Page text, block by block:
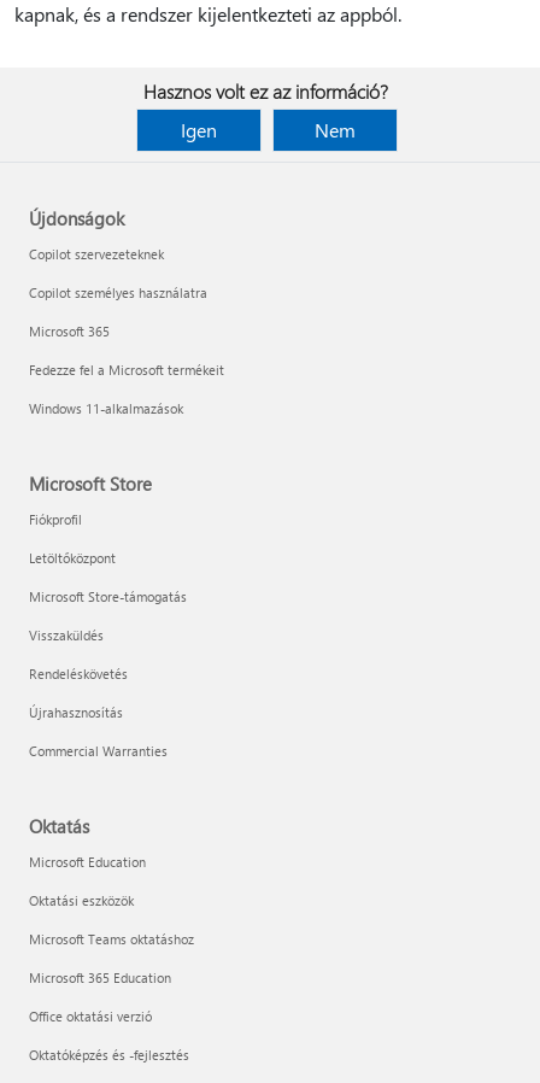
kapnak, és a rendszer kijelentkezteti az appból.
Hasznos volt ez az információ?
Igen
Nem
Újdonságok
Copilot szervezeteknek
Copilot személyes használatra
Microsoft 365
Fedezze fel a Microsoft termékeit
Windows 11-alkalmazások
Microsoft Store
Fiókprofil
Letöltőközpont
Microsoft Store-támogatás
Visszaküldés
Rendeléskövetés
Újrahasznosítás
Commercial Warranties
Oktatás
Microsoft Education
Oktatási eszközök
Microsoft Teams oktatáshoz
Microsoft 365 Education
Office oktatási verzió
Oktatóképzés és -fejlesztés